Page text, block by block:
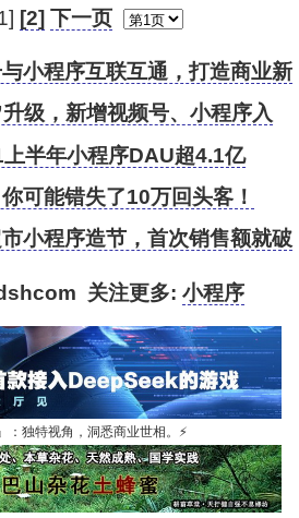
[2] 下一页
小程序互联互通，打造商业新
级，新增视频号、小程序入
运营
半年小程序DAU超4.1亿
可能错失了10万回头客！
小程序造节，首次销售额就破
关注更多: 小程序
：独特视角，洞悉商业世相。 ⚡